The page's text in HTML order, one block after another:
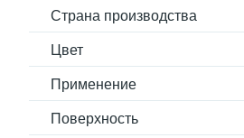
Страна производства
Цвет
Применение
Поверхность